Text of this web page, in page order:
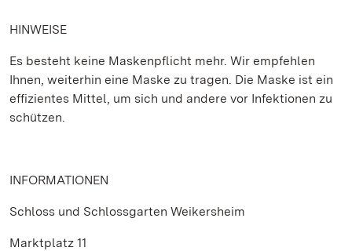
HINWEISE
Es besteht keine Maskenpflicht mehr. Wir empfehlen
Ihnen, weiterhin eine Maske zu tragen. Die Maske ist ein
effizientes Mittel, um sich und andere vor Infektionen zu
schützen.
INFORMATIONEN
Schloss und Schlossgarten Weikersheim
Marktplatz 11